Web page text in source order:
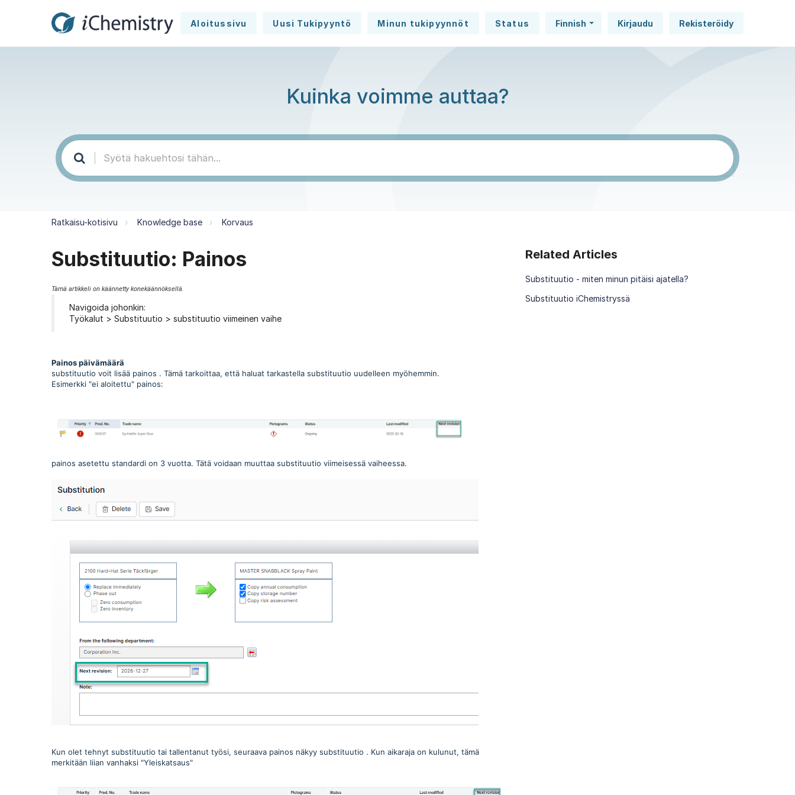
Aloitussivu Uusi Tukipyyntö Minun tukipyynnöt Status Finnish Kirjaudu Rekisteröidy
Kuinka voimme auttaa?
Ratkaisu-kotisivu Knowledge base Korvaus
Substituutio: Painos
Tämä artikkeli on käännetty konekäännöksellä.
Navigoida johonkin:
Työkalut > Substituutio > substituutio viimeinen vaihe
Painos päivämäärä
substituutio voit lisää painos . Tämä tarkoittaa, että haluat tarkastella substituutio uudelleen myöhemmin.
Esimerkki "ei aloitettu" painos:
painos asetettu standardi on 3 vuotta. Tätä voidaan muuttaa substituutio viimeisessä vaiheessa.
Kun olet tehnyt substituutio tai tallentanut työsi, seuraava painos näkyy substituutio . Kun aikaraja on kulunut, tämä
merkitään liian vanhaksi "Yleiskatsaus"
Related Articles
Substituutio - miten minun pitäisi ajatella?
Substituutio iChemistryssä